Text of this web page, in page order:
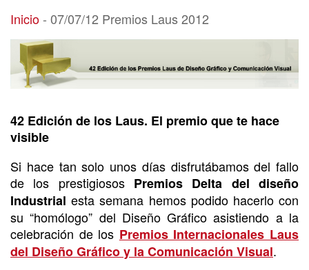
07/07/12 Premios Laus 2012
Inicio- 07/07/12 Premios Laus 2012
42 Edición de los Laus. El premio que te hace
visible
Si hace tan solo unos días disfrutábamos del fallo
de los prestigiosos Premios Delta del diseño
Industrial esta semana hemos podido hacerlo con
su “homólogo” del Diseño Gráfico asistiendo a la
celebración de los Premios Internacionales Laus
del Diseño Gráfico y la Comunicación Visual.